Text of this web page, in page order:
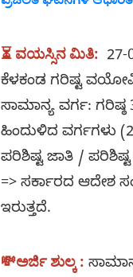
⏳ ವಯಸ್ಸಿನ ಮಿತಿ: 27-
ಕೆಳಕಂಡ ಗರಿಷ್ಟ
ಸಾಮಾನ್ಯ ವರ್ಗ: ಗರಿಷ್ಠ
ಹಿಂದುಳಿದ ವರ್ಗಗಳು
ಪರಿಶಿಷ್ಟ ಜಾತಿ /
=> ಸರ್ಕಾರದ ಆದೇಶ
ಇರುತ್ತದೆ.
💸ಅರ್ಜಿ ಶುಲ್ಕ :